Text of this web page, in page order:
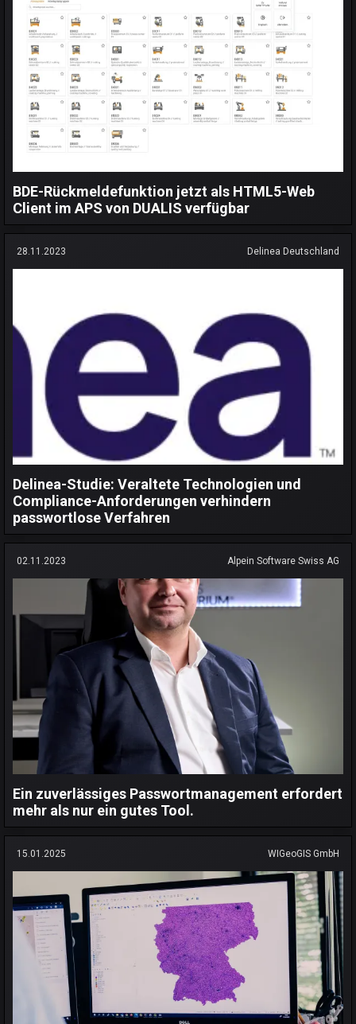
BDE-Rückmeldefunktion jetzt als HTML5-Web
Client im APS von DUALIS verfügbar
28.11.2023 Delinea Deutschland
Delinea-Studie: Veraltete Technologien und
Compliance-Anforderungen verhindern
passwortlose Verfahren
02.11.2023 Alpein Software Swiss AG
Ein zuverlässiges Passwortmanagement erfordert
mehr als nur ein gutes Tool.
15.01.2025 WIGeoGIS GmbH